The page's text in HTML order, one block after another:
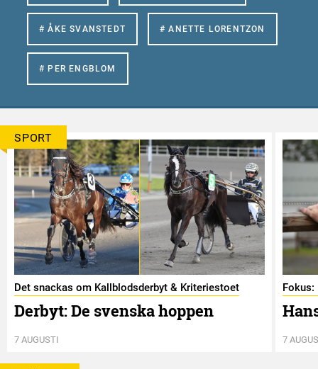
# ÅKE SVANSTEDT # ANETTE LORENTZON
# PER ENGBLOM
SPORT
Det snackas om Kallblodsderbyt & Kriteriestoet
Derbyt: De svenska hoppen
7 AUGUSTI 7